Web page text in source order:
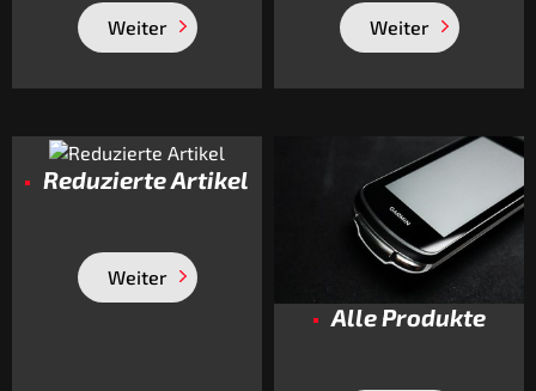
Weiter Weiter
Reduzierte Artikel
Weiter
Alle Produkte